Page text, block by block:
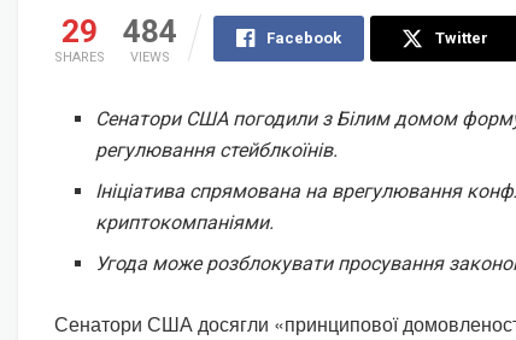
29
SHARES
484
VIEWS
Facebook Twitter
Сенатори США погодили з Білим домом
регулювання стейблкоїнів.
Ініціатива спрямована на врегулювання
криптокомпаніями.
Угода може розблокувати просування
Сенатори США досягли «принципової